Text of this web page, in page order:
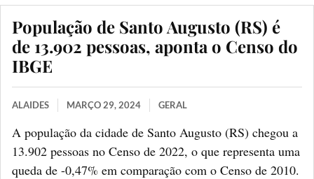
População de Santo Augusto (RS) é
de 13.902 pessoas, aponta o Censo do
IBGE
ALAIDES MARÇO 29, 2024 GERAL
A população da cidade de Santo Augusto (RS) chegou a
13.902 pessoas no Censo de 2022, o que representa uma
queda de -0,47% em comparação com o Censo de 2010.